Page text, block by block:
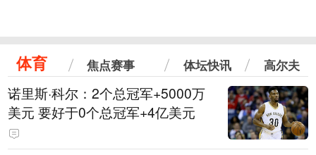
体育 焦点赛事 体坛快讯 高尔夫
诺里斯·科尔：2个总冠军+5000万
美元 要好于0个总冠军+4亿美元